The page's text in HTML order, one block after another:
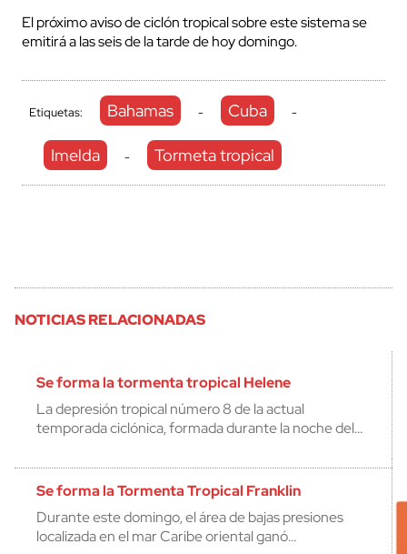
El próximo aviso de ciclón tropical sobre este sistema se
emitirá a las seis de la tarde de hoy domingo.
Etiquetas: Bahamas - Cuba -
Imelda - Tormeta tropical
NOTICIAS RELACIONADAS
Se forma la tormenta tropical Helene
La depresión tropical número 8 de la actual
temporada ciclónica, formada durante la noche del…
Se forma la Tormenta Tropical Franklin
Durante este domingo, el área de bajas presiones
localizada en el mar Caribe oriental ganó…